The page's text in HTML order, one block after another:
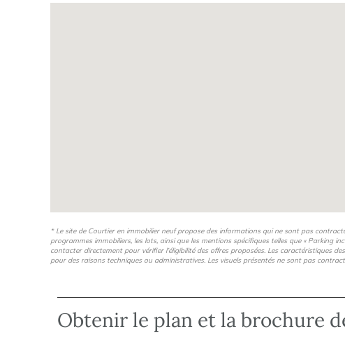
* Le site de Courtier en immobilier neuf propose des informations qui ne sont pas
programmes immobiliers, les lots, ainsi que les mentions spécifiques telles que « Parking
contacter directement pour vérifier l’éligibilité des offres proposées. Les caractéristiques
pour des raisons techniques ou administratives. Les visuels présentés ne sont pas
Obtenir le plan et la brochure